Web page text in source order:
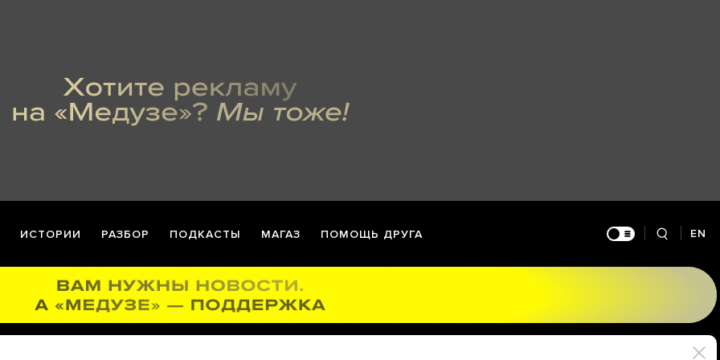
ИСТОРИИ РАЗБОР ПОДКАСТЫ МАГАЗ ПОМОЩЬ ДРУГА EN